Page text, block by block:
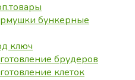
бункерные
ключ
брудеров
клеток